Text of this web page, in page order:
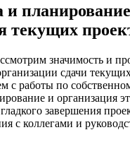
и планирование
текущих
значимость и
сдачи
с работы по
и организация
завершения
с коллегами и